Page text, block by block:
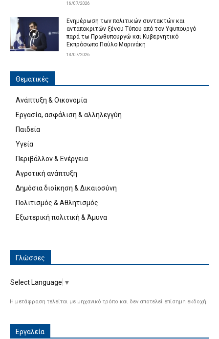
16/07/2026
Ενημέρωση των πολιτικών συντακτών και
ανταποκριτών ξένου Τύπου από τον Υφυπουργό
παρά τω Πρωθυπουργώ και Κυβερνητικό
Εκπρόσωπο Παύλο Μαρινάκη
13/07/2026
Θεματικές
Ανάπτυξη & Οικονομία
Εργασία, ασφάλιση & αλληλεγγύη
Παιδεία
Υγεία
Περιβάλλον & Ενέργεια
Αγροτική ανάπτυξη
Δημόσια διοίκηση & Δικαιοσύνη
Πολιτισμός & Αθλητισμός
Εξωτερική πολιτική & Άμυνα
Γλώσσες
Select Language ▼
Η μετάφραση τελείται με μηχανικό τρόπο και δεν αποτελεί επίσημη εκδοχή.
Εργαλεία